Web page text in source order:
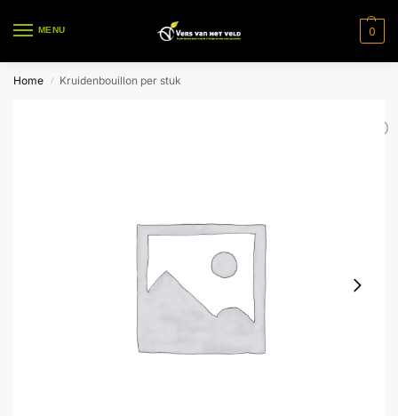
MENU 0
Home / Kruidenbouillon per stuk